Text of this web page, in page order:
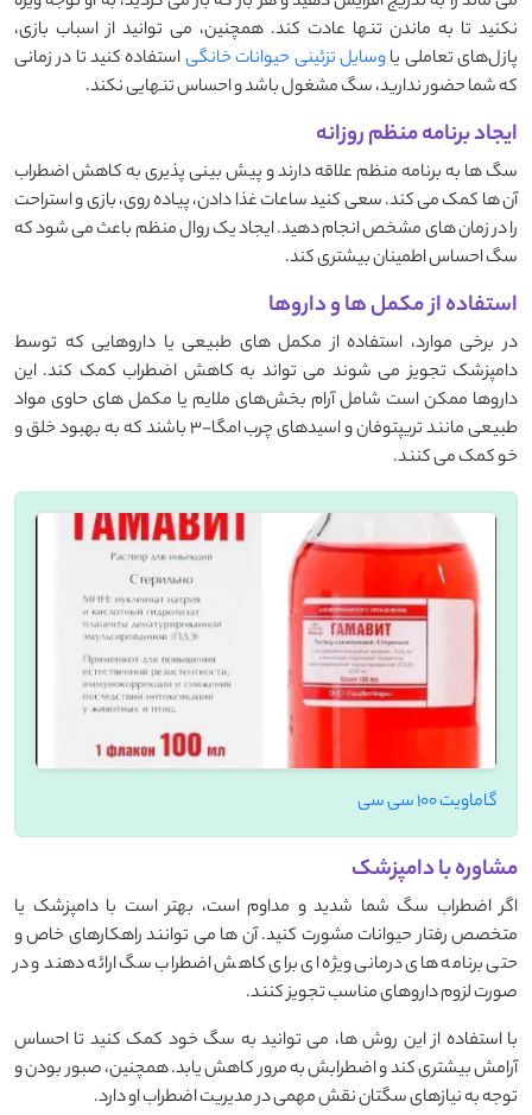
نکنید تا به ماندن تنها عادت کند. همچنین، می ‌توانید از اسباب ‌بازی،
پازل‌های تعاملی یاوسایل تزئینی حیوانات خانگیاستفاده کنید تا در زمانی
که شما حضور ندارید، سگ مشغول باشد و احساس تنهایی نکند.
ایجاد برنامه منظم روزانه
سگ ‌ها به برنامه منظم علاقه دارند و پیش‌ بینی ‌پذیری به کاهش اضطراب
آن ‌ها کمک می ‌کند. سعی کنید ساعات غذا دادن، پیاده ‌روی، بازی و استراحت
را در زمان‌ های مشخص انجام دهید. ایجاد یک روال منظم باعث می ‌شود که
سگ احساس اطمینان بیشتری کند.
استفاده از مکمل ها و داروها
در برخی موارد، استفاده از مکمل‌ های طبیعی یا داروهایی که توسط
دامپزشک تجویز می‌ شوند می ‌تواند به کاهش اضطراب کمک کند. این
داروها ممکن است شامل آرام ‌بخش‌های ملایم یا مکمل ‌های حاوی مواد
طبیعی مانند تریپتوفان و اسیدهای چرب امگا-۳ باشند که به بهبود خلق و
خو کمک می‌ کنند.
گاماویت 100 سی سی
مشاوره با دامپزشک
اگر اضطراب سگ شما شدید و مداوم است، بهتر است با دامپزشک یا
متخصص رفتار حیوانات مشورت کنید. آن‌ ها می ‌توانند راهکارهای خاص و
حتی برنامه ‌های درمانی ویژه ‌ای برای کاهش اضطراب سگ ارائه دهند و در
صورت لزوم داروهای مناسب تجویز کنند.
با استفاده از این روش‌ ها، می ‌توانید به سگ خود کمک کنید تا احساس
آرامش بیشتری کند و اضطرابش به مرور کاهش یابد. همچنین، صبور بودن و
توجه به نیازهای سگتان نقش مهمی در مدیریت اضطراب او دارد.